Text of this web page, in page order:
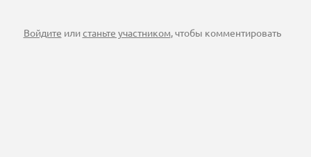
Войдите илистаньте участником, чтобы комментировать